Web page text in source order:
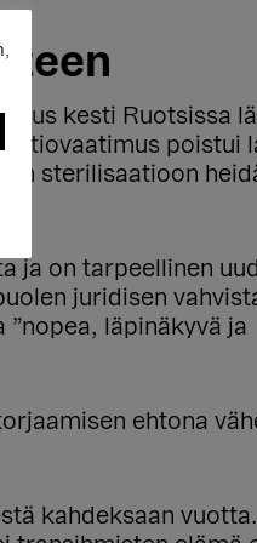
kesti Ruotsissa
poistui
sterilisaatioon
ja on tarpeellinen
juridisen
läpinäkyvä ja
ehtona
kahdeksaan